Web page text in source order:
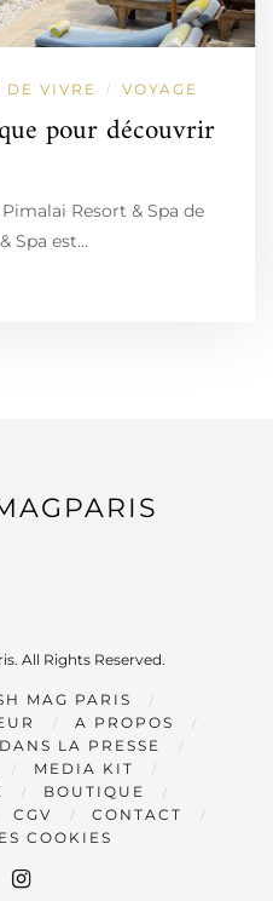
DE VIVRE / VOYAGE
pour découvrir
Resort & Spa de
Spa est…
All Rights Reserved.
MAG PARIS
A PROPOS
LA PRESSE
MEDIA KIT
BOUTIQUE
CGV
CONTACT
COOKIES